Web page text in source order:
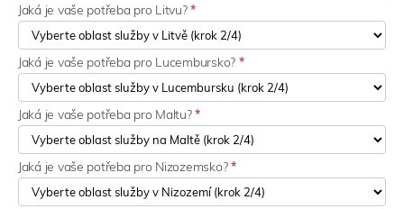
Jaká je vaše potřeba pro Litvu?*
Jaká je vaše potřeba pro Lucembursko? *
Jaká je vaše potřeba pro Maltu?*
Jaká je vaše potřeba pro Nizozemsko?*